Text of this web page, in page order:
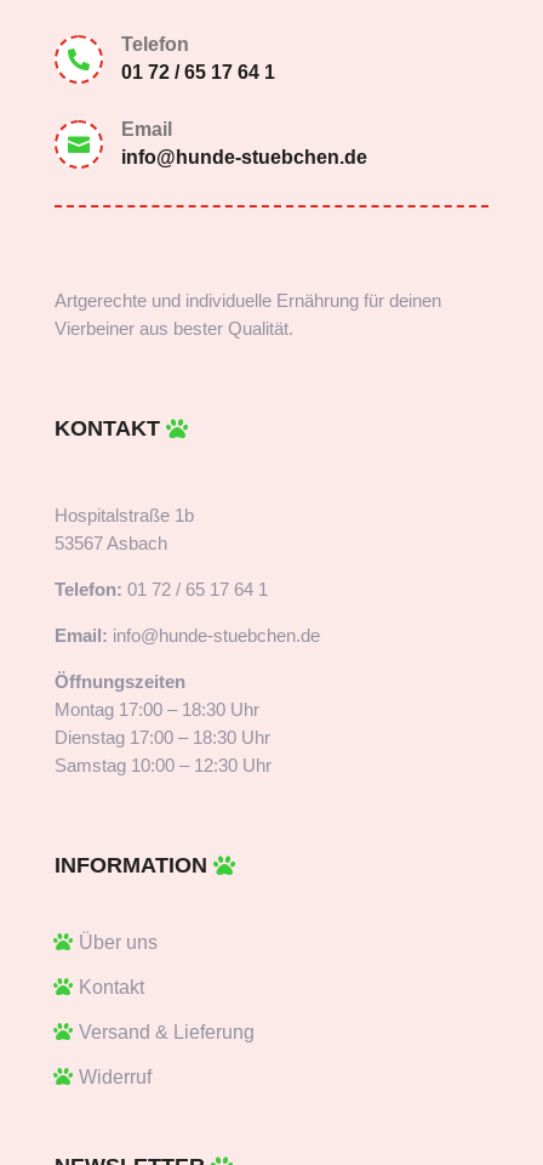

Telefon
01 72 / 65 17 64 1

Email
info@hunde-stuebchen.de
Artgerechte und individuelle Ernährung für deinen
Vierbeiner aus bester Qualität.
KONTAKT
Hospitalstraße 1b
53567 Asbach
Telefon: 01 72 / 65 17 64 1
Email: info@hunde-stuebchen.de
Öffnungszeiten
Montag 17:00 – 18:30 Uhr
Dienstag 17:00 – 18:30 Uhr
Samstag 10:00 – 12:30 Uhr
INFORMATION
Über uns
Kontakt
Versand & Lieferung
Widerruf